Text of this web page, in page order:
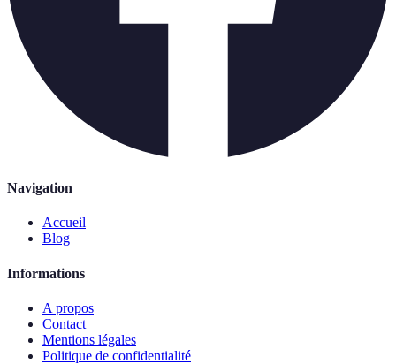
Navigation
Accueil
Blog
Informations
A propos
Contact
Mentions légales
Politique de confidentialité